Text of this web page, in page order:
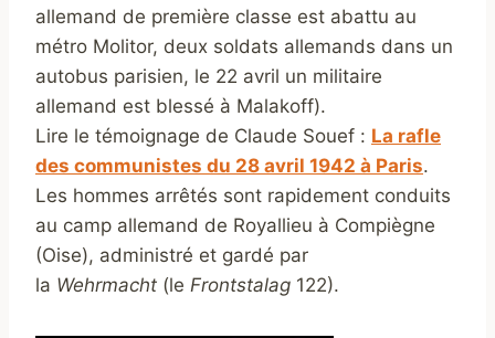
allemand de première classe est abattu au
métro Molitor, deux soldats allemands dans un
autobus parisien, le 22 avril un militaire
allemand est blessé à Malakoff).
Lire le témoignage de Claude Souef : La rafle
des communistes du 28 avril 1942 à Paris.
Les hommes arrêtés sont rapidement conduits
au camp allemand de Royallieu à Compiègne
(Oise), administré et gardé par
la Wehrmacht (le Frontstalag 122).